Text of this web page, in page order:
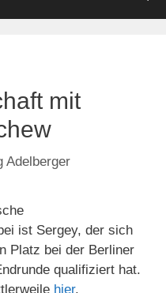
mit
Adelberger
ist Sergey, der sich
Platz bei der Berliner
qualifiziert hat.
hier.